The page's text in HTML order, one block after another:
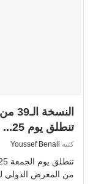
تنطلق يوم 25...
كتبه Youssef Benali
من المعرض الدولي